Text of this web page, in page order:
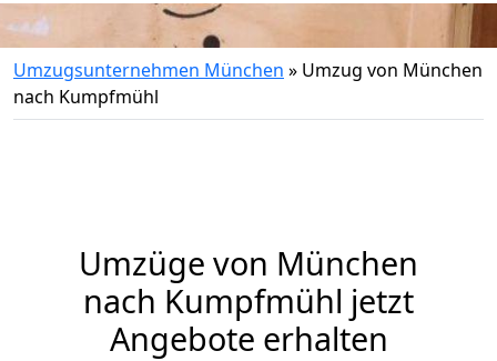
Umzugsunternehmen München » Umzug von München
nach Kumpfmühl
Umzüge von München
nach Kumpfmühl jetzt
Angebote erhalten